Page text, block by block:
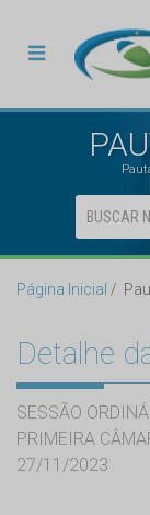
Página Inicial
Detalhe
SESSÃO
PRIMEIRA
27/11/2023